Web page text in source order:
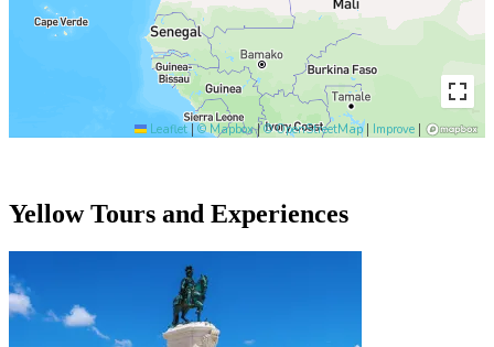
Yellow Tours and Experiences